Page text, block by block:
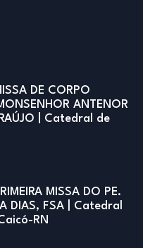
DE CORPO
ANTENOR
| Catedral de
MISSA DO PE.
DIAS, FSA | Catedral
RN